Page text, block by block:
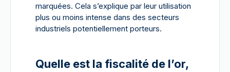
marquées. Cela s’explique par leur utilisation
plus ou moins intense dans des secteurs
industriels potentiellement porteurs.
Quelle est la fiscalité de l’or,